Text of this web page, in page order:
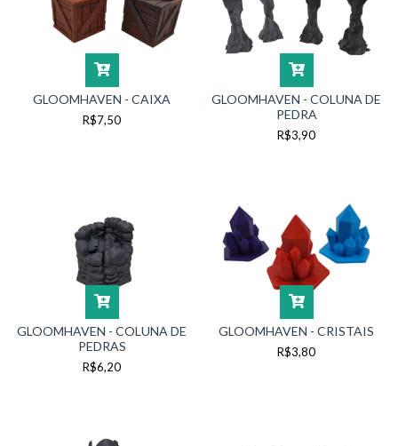
GLOOMHAVEN - CAIXA
R$7,50
GLOOMHAVEN - COLUNA DE
PEDRA
R$3,90
GLOOMHAVEN - COLUNA DE
PEDRAS
R$6,20
GLOOMHAVEN - CRISTAIS
R$3,80